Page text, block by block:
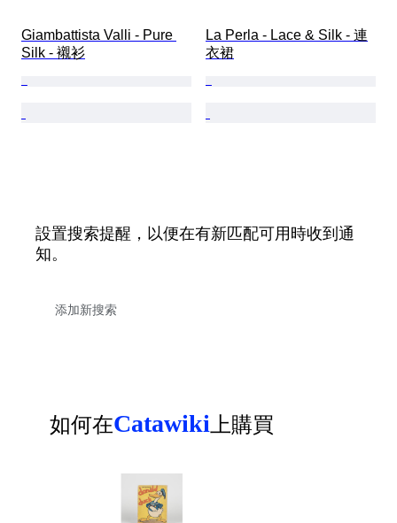
Giambattista Valli - Pure
Silk - 襯衫
La Perla - Lace & Silk - 連
衣裙
設置搜索提醒，以便在有新匹配可用時收到通
知。
如何在Catawiki上購買